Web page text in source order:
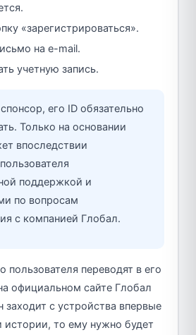
«зарегистрироваться».
на e-mail.
учетную запись.
его ID обязательно
Только на основании
впоследствии
поддержкой и
по вопросам
с компанией Глобал.
пользователя переводят в его
официальном сайте Глобал
заходит с устройства впервые
истории, то ему нужно будет